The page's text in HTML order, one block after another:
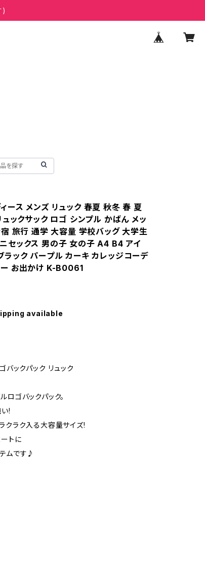
)
ース メンズ リュック 春夏 秋冬 春 夏
ックサック ロゴ シンプル かばん メッ
旅行 通学 大容量 学校バッグ 大学生
セックス 男の子 女の子 A4 B4 アイ
ラック パープル カーキ カレッジコーデ
ー お出かけ K-B0061
available
バックパック リュック
ロゴバックパック。
!
クラク入る大容量サイズ!
トに
ムです♪